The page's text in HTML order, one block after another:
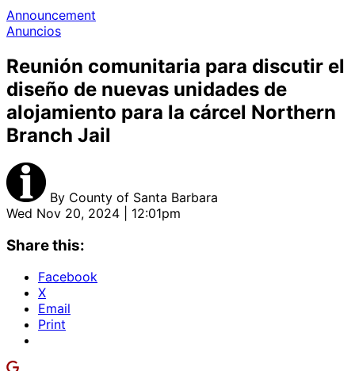
Announcement
Anuncios
Reunión comunitaria para discutir el
diseño de nuevas unidades de
alojamiento para la cárcel Northern
Branch Jail
By County of Santa Barbara
Wed Nov 20, 2024 | 12:01pm
Share this:
Facebook
X
Email
Print